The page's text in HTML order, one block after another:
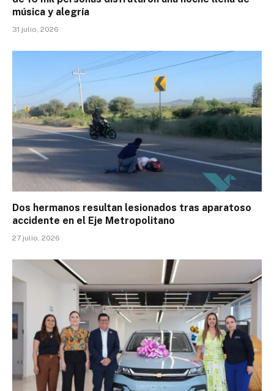
música y alegría
31 julio, 2026
Dos hermanos resultan lesionados tras aparatoso
accidente en el Eje Metropolitano
27 julio, 2026